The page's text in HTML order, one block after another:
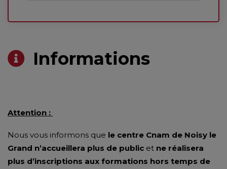
Informations
Attention :
Nous vous informons que le centre Cnam de Noisy le
Grand n’accueillera plus de public et ne réalisera
plus d’inscriptions aux formations hors temps de